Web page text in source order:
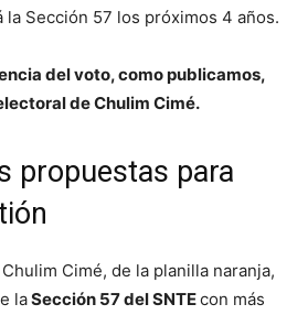
Sección 57 los próximos 4 años.
del voto, como publicamos,
de Chulim Cimé.
propuestas para
Cimé, de la planilla naranja,
laSección 57 del SNTEcon más